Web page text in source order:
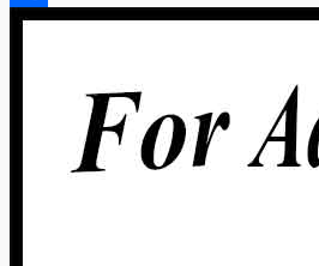
Share